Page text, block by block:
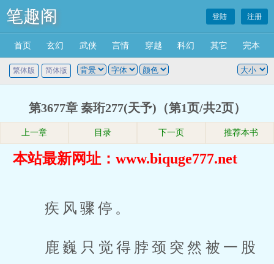
笔趣阁 登陆 注册
首页 玄幻 武侠 言情 穿越 科幻 其它 完本
繁体版 简体版
第3677章 秦珩277(天予)（第1页/共2页）
上一章 目录 下一页 推荐本书
本站最新网址：www.biquge777.net
疾风骤停。
鹿巍只觉得脖颈突然被一股